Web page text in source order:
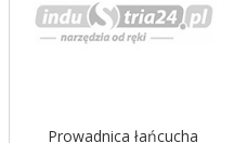
Prowadnica łańcucha